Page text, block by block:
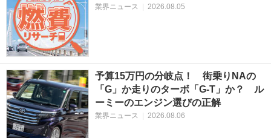
業界ニュース | 2026.08.05
予算15万円の分岐点！ 街乗りNAの
「G」か走りのターボ「G-T」か？ ル
ーミーのエンジン選びの正解
業界ニュース | 2026.08.06